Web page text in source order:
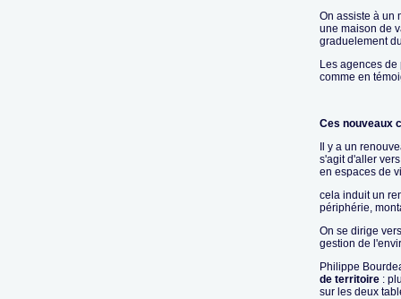
On assiste à un
une maison de
graduelement
Les agences
comme en
Ces nouveaux
Il y a un
s'agit d'aller
en espaces de
cela induit un
périphérie,
On se dirige
gestion de
Philippe
de territoire :
sur les deux